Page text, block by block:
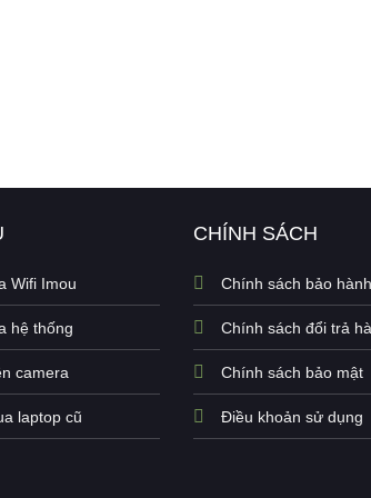
Wifi Imou
hệ thống
camera
laptop cũ
CHÍNH SÁCH
Chính sách bảo hành
Chính sách đổi trả
Chính sách bảo mật
Điều khoản sử dụng